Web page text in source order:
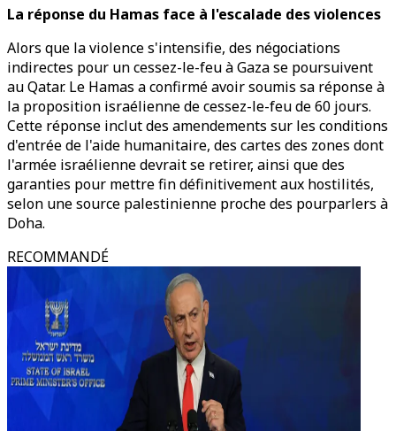
La réponse du Hamas face à l'escalade des violences
Alors que la violence s'intensifie, des négociations
indirectes pour un cessez-le-feu à Gaza se poursuivent
au Qatar. Le Hamas a confirmé avoir soumis sa réponse à
la proposition israélienne de cessez-le-feu de 60 jours.
Cette réponse inclut des amendements sur les conditions
d'entrée de l'aide humanitaire, des cartes des zones dont
l'armée israélienne devrait se retirer, ainsi que des
garanties pour mettre fin définitivement aux hostilités,
selon une source palestinienne proche des pourparlers à
Doha.
RECOMMANDÉ